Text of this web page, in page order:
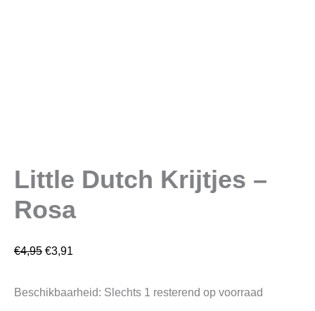
Little Dutch Krijtjes –
Rosa
€4,95 €3,91
Beschikbaarheid: Slechts 1 resterend op voorraad